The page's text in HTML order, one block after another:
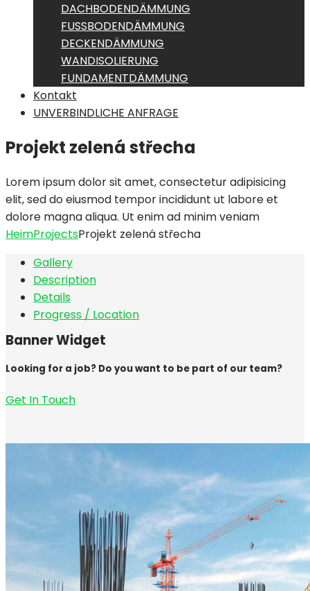
DACHBODENDÄMMUNG
FUSSBODENDÄMMUNG
DECKENDÄMMUNG
WANDISOLIERUNG
FUNDAMENTDÄMMUNG
Kontakt
UNVERBINDLICHE ANFRAGE
Projekt zelená střecha
Lorem ipsum dolor sit amet, consectetur adipisicing
elit, sed do eiusmod tempor incididunt ut labore et
dolore magna aliqua. Ut enim ad minim veniam
HeimProjectsProjekt zelená střecha
Gallery
Description
Details
Progress / Location
Banner Widget
Looking for a job? Do you want to be part of our team?
Get In Touch